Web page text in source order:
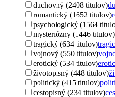
duchovný (2408 titulov)
romantický (1652 titulov)
psychologický (1564
mysteriózny (1446 titulov)
tragický (634 titulov)
vojnový (550 titulov)
erotický (534 titulov)
životopisný (448 titulov)
politický (415 titulov)
cestopisný (234 titulov)